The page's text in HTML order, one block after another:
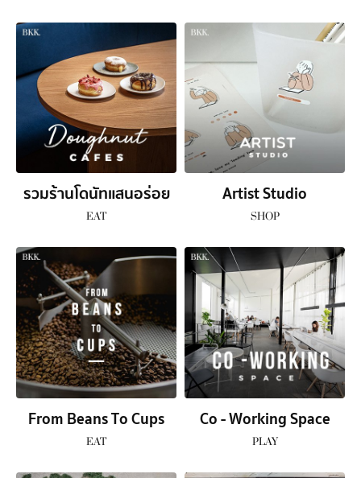
รวมร้านโดนัทแสนอร่อย
EAT
Artist Studio
SHOP
From Beans To Cups
EAT
Co - Working Space
PLAY